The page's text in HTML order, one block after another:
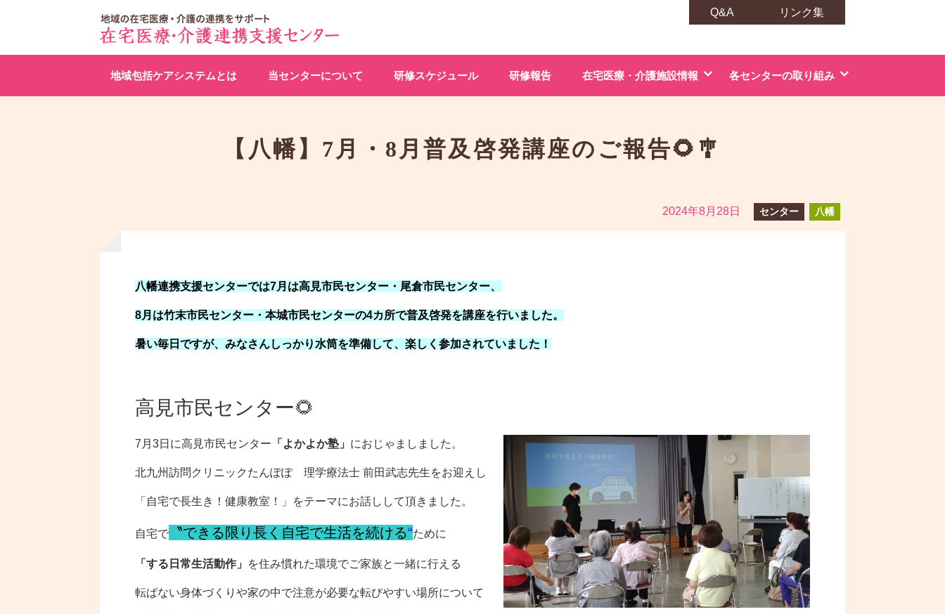
Q&A リンク集
地域包括ケアシステムとは 当センターについて 研修スケジュール 研修報告 在宅医療・介護施設情報 各センターの取り組み
【八幡】7月・8月普及啓発講座のご報告🌻🎐
2024年8月28日 センター 八幡
八幡連携支援センターでは7月は高見市民センター・尾倉市民センター、
8月は竹末市民センター・本城市民センターの4カ所で普及啓発を講座を行いました。
暑い毎日ですが、みなさんしっかり水筒を準備して、楽しく参加されていました！
高見市民センター🌻
7月3日に高見市民センター 「よかよか塾」 におじゃましました。
北九州訪問クリニックたんぽぽ 理学療法士 前田武志先生をお迎えし
「自宅で長生き！健康教室！」をテーマにお話しして頂きました。
自宅で 〝できる限り長く自宅で生活を続ける“ために
「する日常生活動作」 を住み慣れた環境でご家族と一緒に行える
転ばない身体づくりや家の中で注意が必要な転びやすい場所について